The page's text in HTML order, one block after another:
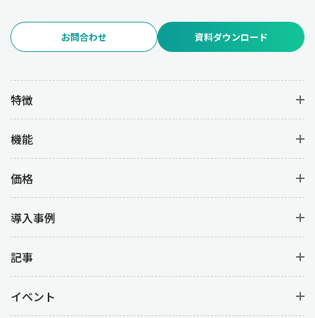
お問合わせ 資料ダウンロード
特徴
機能
価格
導入事例
記事
イベント